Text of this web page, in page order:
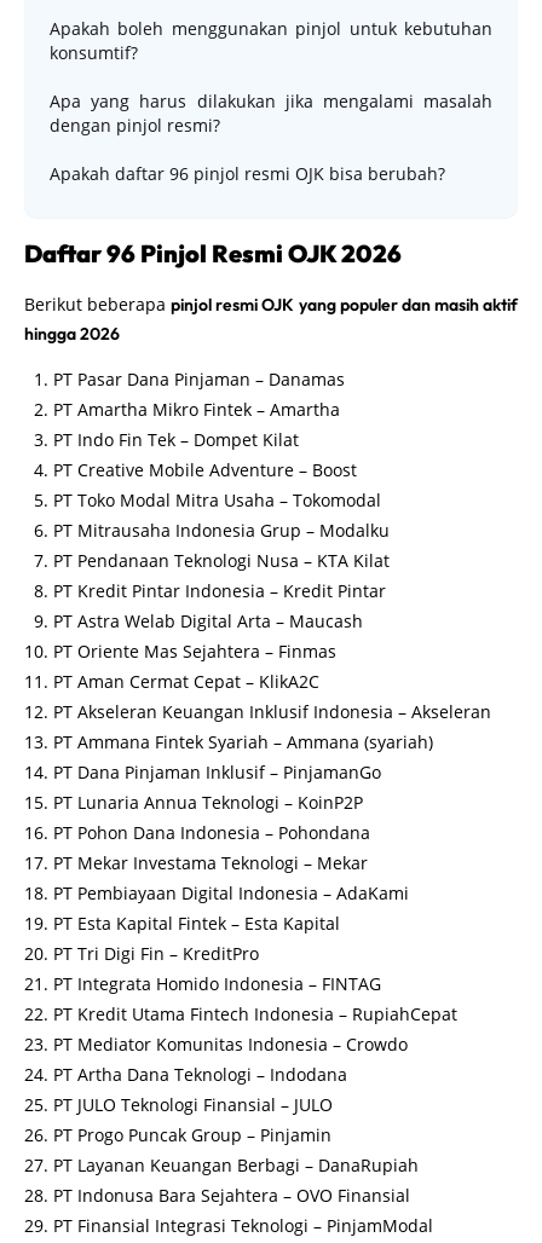
Apakah boleh menggunakan pinjol untuk kebutuhan
konsumtif?
Apa yang harus dilakukan jika mengalami masalah
dengan pinjol resmi?
Apakah daftar 96 pinjol resmi OJK bisa berubah?
Daftar 96 Pinjol Resmi OJK 2026
Berikut beberapapinjol resmi OJK yang populer dan masih aktif
hingga 2026
PT Pasar Dana Pinjaman – Danamas
PT Amartha Mikro Fintek – Amartha
PT Indo Fin Tek – Dompet Kilat
PT Creative Mobile Adventure – Boost
PT Toko Modal Mitra Usaha – Tokomodal
PT Mitrausaha Indonesia Grup – Modalku
PT Pendanaan Teknologi Nusa – KTA Kilat
PT Kredit Pintar Indonesia – Kredit Pintar
PT Astra Welab Digital Arta – Maucash
PT Oriente Mas Sejahtera – Finmas
PT Aman Cermat Cepat – KlikA2C
PT Akseleran Keuangan Inklusif Indonesia – Akseleran
PT Ammana Fintek Syariah – Ammana (syariah)
PT Dana Pinjaman Inklusif – PinjamanGo
PT Lunaria Annua Teknologi – KoinP2P
PT Pohon Dana Indonesia – Pohondana
PT Mekar Investama Teknologi – Mekar
PT Pembiayaan Digital Indonesia – AdaKami
PT Esta Kapital Fintek – Esta Kapital
PT Tri Digi Fin – KreditPro
PT Integrata Homido Indonesia – FINTAG
PT Kredit Utama Fintech Indonesia – RupiahCepat
PT Mediator Komunitas Indonesia – Crowdo
PT Artha Dana Teknologi – Indodana
PT JULO Teknologi Finansial – JULO
PT Progo Puncak Group – Pinjamin
PT Layanan Keuangan Berbagi – DanaRupiah
PT Indonusa Bara Sejahtera – OVO Finansial
PT Finansial Integrasi Teknologi – PinjamModal